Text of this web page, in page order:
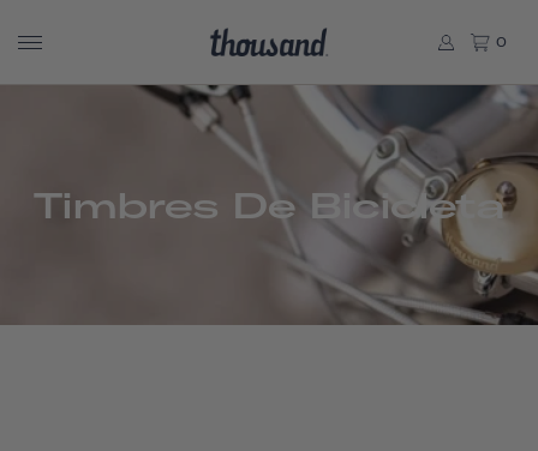
0
Timbres De Bicicleta